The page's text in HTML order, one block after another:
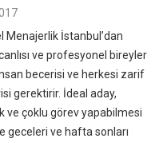
Menajerlik İstanbul’dan
ve profesyonel bireyler
becerisi ve herkesi zarif
gerektirir. İdeal aday,
ve çoklu görev yapabilmesi
geceleri ve hafta sonları